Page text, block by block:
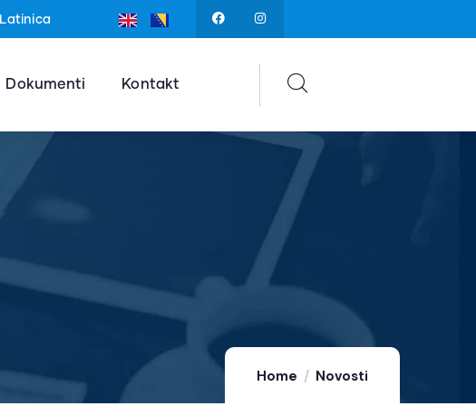
Latinica
Dokumenti Kontakt
Home Novosti